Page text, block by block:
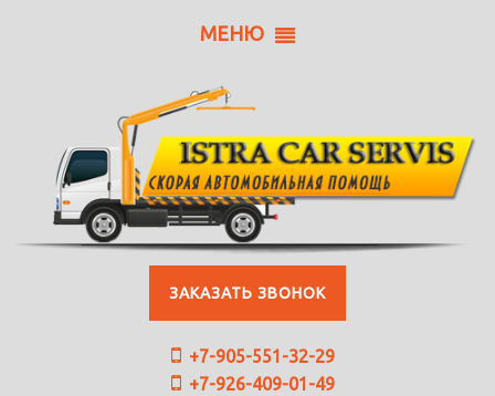
МЕНЮ
ЗАКАЗАТЬ ЗВОНОК
+7-905-551-32-29
+7-926-409-01-49